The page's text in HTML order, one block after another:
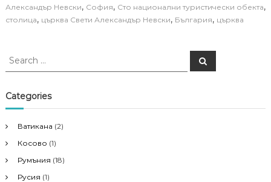
Александър Невски, София, Сто национални туристически обекта,
столица, църква Свети Александър Невски, България, църква
S
r
c
f
o
r
S
e
Categories
Ватикана (2)
Косово (1)
Румъния (18)
Русия (1)